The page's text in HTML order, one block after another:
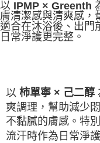
以 IPMP × Greenth
膚清潔感與清爽感，
適合在沐浴後、出門
日常淨護更完整。
以 柿單寧 × 己二醇
爽調理，幫助減少
不黏膩的膚感。特
流汗時作為日常淨